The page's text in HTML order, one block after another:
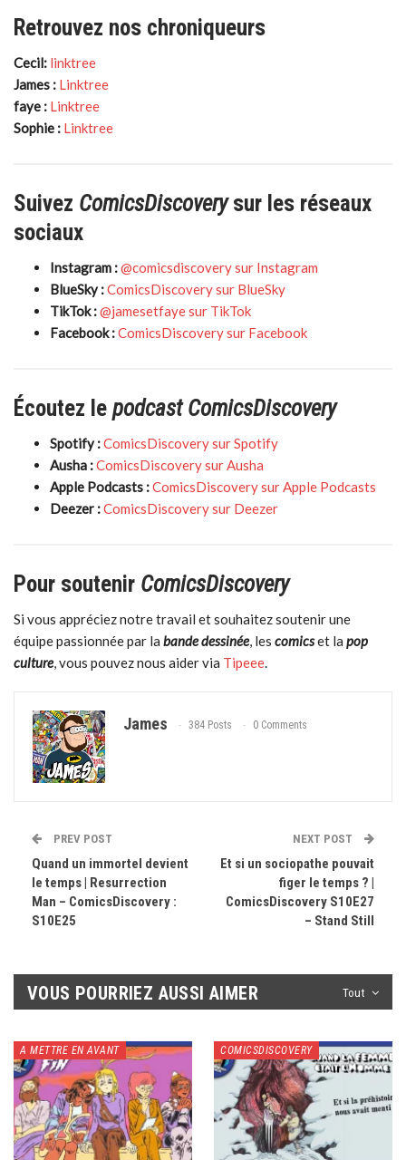
Retrouvez nos chroniqueurs
Cecil: linktree
James : Linktree
faye : Linktree
Sophie : Linktree
Suivez ComicsDiscoverysur les réseaux
sociaux
Instagram :@comicsdiscovery sur Instagram
BlueSky :ComicsDiscovery sur BlueSky
TikTok :@jamesetfaye sur TikTok
Facebook :ComicsDiscovery sur Facebook
Écoutez le podcast ComicsDiscovery
Spotify :ComicsDiscovery sur Spotify
Ausha :ComicsDiscovery sur Ausha
Apple Podcasts :ComicsDiscovery sur Apple Podcasts
Deezer :ComicsDiscovery sur Deezer
Pour soutenir ComicsDiscovery
Si vous appréciez notre travail et souhaitez soutenir une
équipe passionnée par la bande dessinée, les comicset la pop
culture, vous pouvez nous aider via Tipeee.
James 384 Posts 0 Comments
PREV POST
Quand un immortel devient
le temps | Resurrection
Man – ComicsDiscovery :
S10E25
NEXT POST
Et si un sociopathe pouvait
figer le temps ? |
ComicsDiscovery S10E27
– Stand Still
Tout
VOUS POURRIEZ AUSSI AIMER
A METTRE EN AVANT COMICSDISCOVERY